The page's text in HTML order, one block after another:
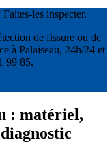
les inspecter.
de fissure ou de
à Palaiseau, 24h/24 et
99 85.
: matériel,